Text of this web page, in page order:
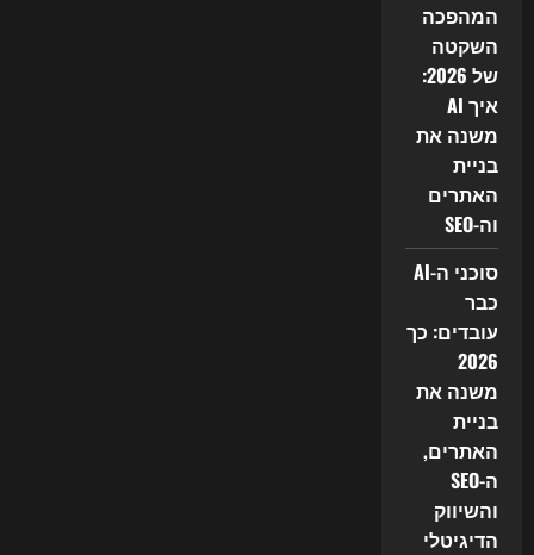
המהפכה
השקטה
של 2026:
איך AI
משנה את
בניית
האתרים
וה-SEO
סוכני ה-AI
כבר
עובדים: כך
2026
משנה את
בניית
האתרים,
ה-SEO
והשיווק
הדיגיטלי